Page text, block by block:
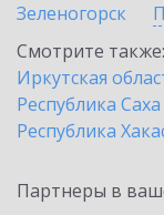
Зеленогорск
Смотрите также:
Иркутская
Республика
Республика
Партнеры в